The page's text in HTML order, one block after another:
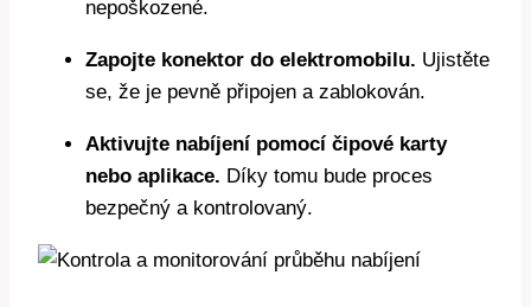
nepoškozené.
Zapojte konektor do elektromobilu. Ujistěte
se, že je pevně připojen a zablokován.
Aktivujte nabíjení pomocí čipové karty
nebo aplikace. Díky tomu bude proces
bezpečný a kontrolovaný.